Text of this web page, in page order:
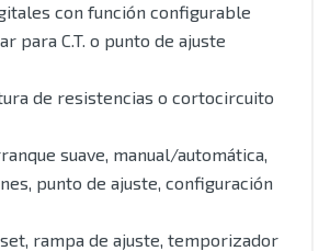
con función configurable
para C.T. o punto de ajuste
de resistencias o cortocircuito
suave, manual/automática,
punto de ajuste, configuración
rampa de ajuste, temporizador